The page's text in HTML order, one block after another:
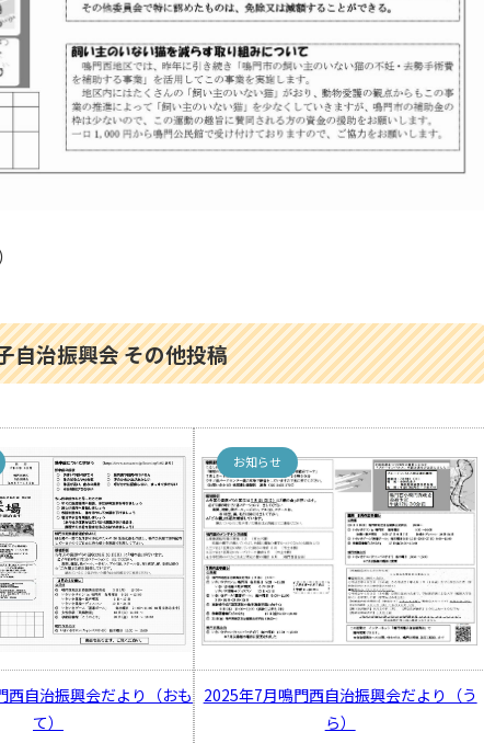
自治振興会 その他投稿
西自治振興会だより（おも
て）
お知らせ
2025年7月鳴門西自治振興会だより（う
ら）